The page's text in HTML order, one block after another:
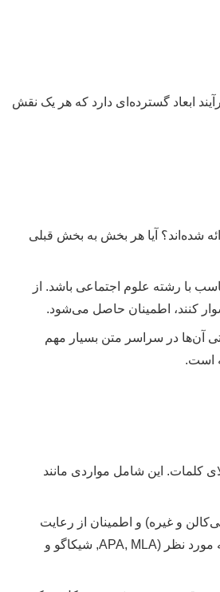
ابعاد گسترده‌ای دارد که هر یک نقش
شده‌اند؟ آیا هر بخش به بخش قبلی
با رشته علوم اجتماعی باشد. از
کنند، اطمینان حاصل می‌شود.
آن‌ها در سراسر متن بسیار مهم
است.
کلمات. این شامل مواردی مانند
و غیره) و اطمینان از رعایت
یکنواختی آن‌ها. همچنین، مطابقت کامل ارجاعات درون متنی و فهرست منابع با شیوه نامه مورد نظر (APA, MLA, شیکاگو و